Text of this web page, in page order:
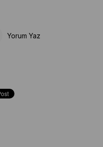
Yorum Yaz